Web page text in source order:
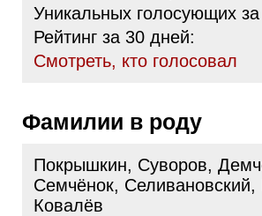
Уникальных голосующих
Рейтинг за 30 дней:
Cмотреть, кто голосовал
Фамилии в роду
Покрышкин, Суворов,
Семчёнок,
Ковалёв